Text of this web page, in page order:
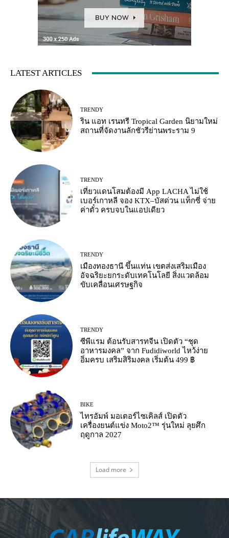
LATEST ARTICLES
TRENDY
ริน แอท เรนทรี Tropical Garden นิยามใหม่
สถานที่จัดงานลักชัวรีย่านพระราม 9
TRENDY
เที่ยวแดนโสมต้องมี App LACHA ไม่ใช้
เบอร์เกาหลี จอง KTX–บัสด่วน แท็กซี่ จ่าย
ค่าตั๋ว ครบจบในแอปเดียว
TRENDY
เมืองทองธานี ขึ้นแท่น เขตส่งเสริมเมือง
อัจฉริยะยกระดับเทคโนโลยี สิ่งแวดล้อม
ขับเคลื่อนเศรษฐกิจ
TRENDY
ซีพีแรม ต้อนรับสารทจีน เปิดตัว “ชุด
อาหารมงคล” จาก Fudidiworld ไหว้ง่าย
อิ่มครบ เสริมสิริมงคล เริ่มต้น 499 ฿
BIKE
ไทรอัมพ์ มอเตอร์ไซเคิลส์ เปิดตัว
เครื่องยนต์แข่ง Moto2™ รุ่นใหม่ ลุยศึก
ฤดูกาล 2027
Load more